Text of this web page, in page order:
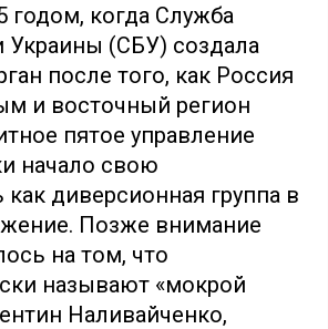
годом, когда Служба
Украины (СБУ) создала
после того, как Россия
и восточный регион
пятое управление
начало свою
как диверсионная группа в
Позже внимание
на том, что
называют «мокрой
Наливайченко,